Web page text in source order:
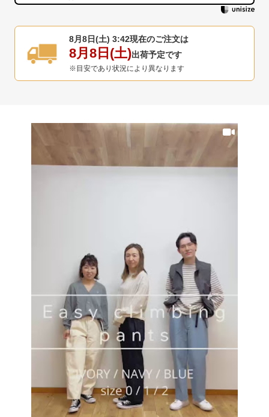
8月8日(土) 3:42現在のご注文は
8月8日(土)出荷予定です
※目安であり状況により異なります